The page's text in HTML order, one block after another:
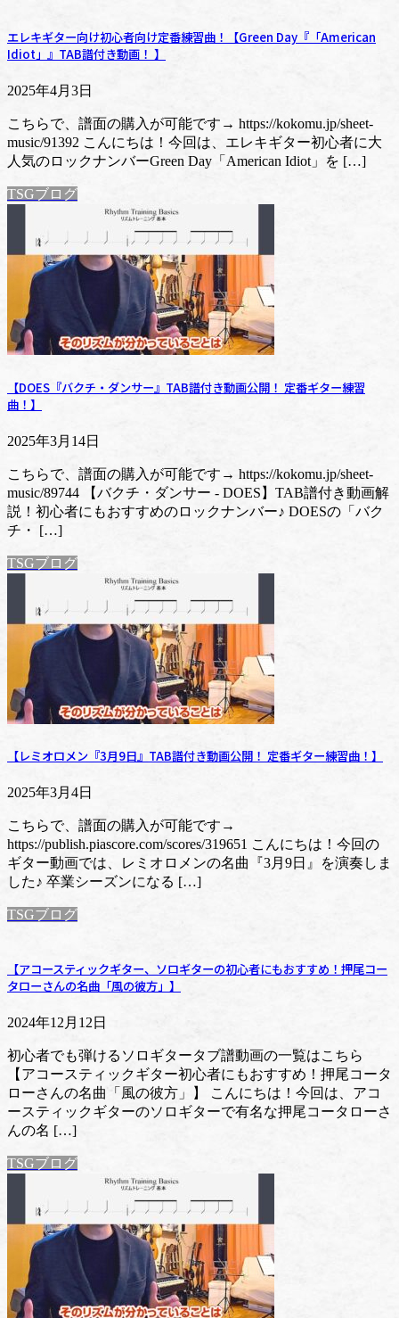
エレキギター向け初心者向け定番練習曲！【Green Day『「American
Idiot」』TAB譜付き動画！ 】
2025年4月3日
こちらで、譜面の購入が可能です→ https://kokomu.jp/sheet-
music/91392 こんにちは！今回は、エレキギター初心者に大
人気のロックナンバーGreen Day「American Idiot」を […]
TSGブログ
【DOES『バクチ・ダンサー』TAB譜付き動画公開！ 定番ギター練習
曲！】
2025年3月14日
こちらで、譜面の購入が可能です→ https://kokomu.jp/sheet-
music/89744 【バクチ・ダンサー - DOES】TAB譜付き動画解
説！初心者にもおすすめのロックナンバー♪ DOESの「バク
チ・ […]
TSGブログ
【レミオロメン『3月9日』TAB譜付き動画公開！ 定番ギター練習曲！】
2025年3月4日
こちらで、譜面の購入が可能です→
https://publish.piascore.com/scores/319651 こんにちは！今回の
ギター動画では、レミオロメンの名曲『3月9日』を演奏しま
した♪ 卒業シーズンになる […]
TSGブログ
【アコースティックギター、ソロギターの初心者にもおすすめ！押尾コー
タローさんの名曲「風の彼方」】
2024年12月12日
初心者でも弾けるソロギタータブ譜動画の一覧はこちら
【アコースティックギター初心者にもおすすめ！押尾コータ
ローさんの名曲「風の彼方」】 こんにちは！今回は、アコ
ースティックギターのソロギターで有名な押尾コータローさ
んの名 […]
TSGブログ